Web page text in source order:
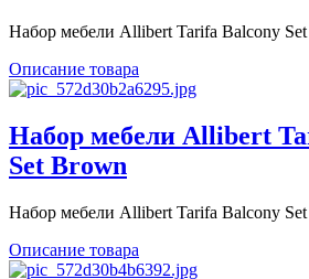
Набор мебели Allibert Tarifa Balcony
Описание товара
Набор мебели Allibert
Set Brown
Набор мебели Allibert Tarifa Balcony
Описание товара